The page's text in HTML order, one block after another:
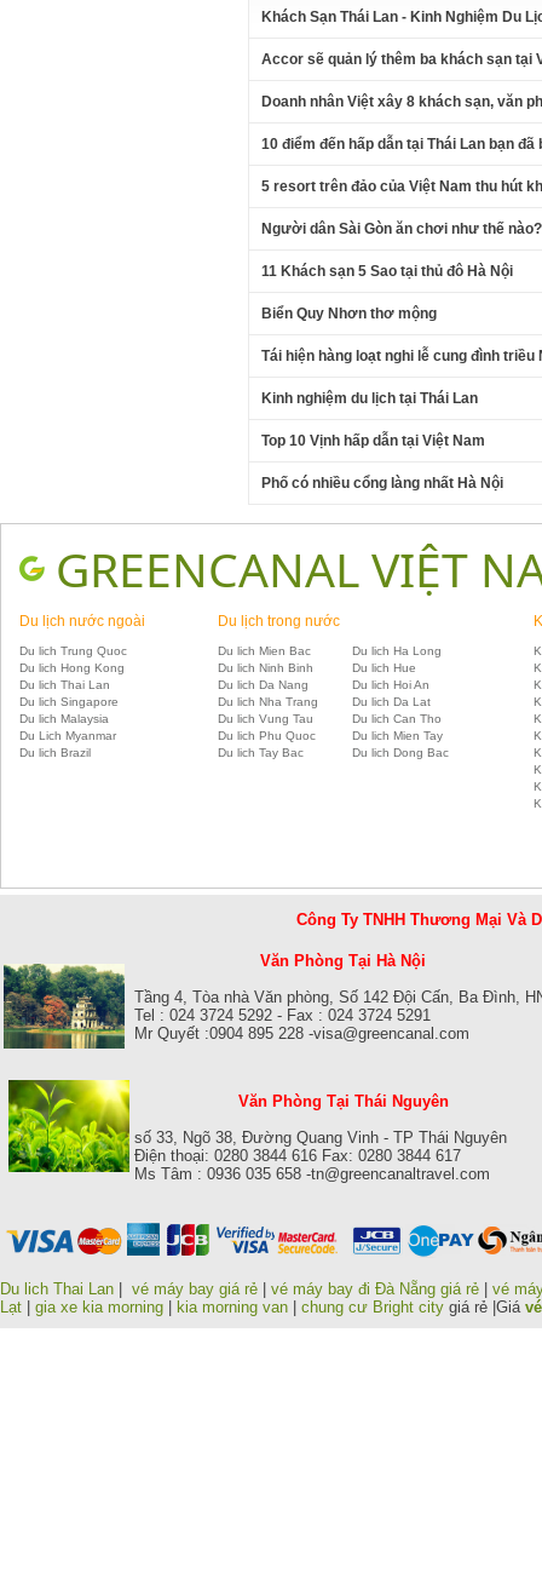
Khách Sạn Thái Lan - Kinh Nghiệm Du
Accor sẽ quản lý thêm ba khách sạn tại
Doanh nhân Việt xây 8 khách sạn, văn
10 điểm đến hấp dẫn tại Thái Lan bạn
5 resort trên đảo của Việt Nam thu hút
Người dân Sài Gòn ăn chơi như thế nào?
11 Khách sạn 5 Sao tại thủ đô Hà Nội
Biển Quy Nhơn thơ mộng
Tái hiện hàng loạt nghi lễ cung đình triều
Kinh nghiệm du lịch tại Thái Lan
Top 10 Vịnh hấp dẫn tại Việt Nam
Phố có nhiều cổng làng nhất Hà Nội
GREENCANAL VIỆT
Du lịch nước ngoài
Du lich Trung Quoc
Du lich Hong Kong
Du lich Thai Lan
Du lich Singapore
Du lich Malaysia
Du Lich Myanmar
Du lich Brazil
Du lịch trong nước
Du lich Mien Bac
Du lich Ha Long
Du lich Ninh Binh
Du lich Hue
Du lich Da Nang
Du lich Hoi An
Du lich Nha Trang
Du lich Da Lat
Du lich Vung Tau
Du lich Can Tho
Du lich Phu Quoc
Du lich Mien Tay
Du lich Tay Bac
Du lich Dong Bac
Công Ty TNHH Thương Mại Và
Văn Phòng Tại Hà Nội
Tầng 4, Tòa nhà Văn phòng, Số 142 Đội Cấn, Ba Đình,
Tel : 024 3724 5292 - Fax : 024 3724 5291
Mr Quyết :0904 895 228 -visa@greencanal.com
Văn Phòng Tại Thái Nguyên
số 33, Ngõ 38, Đường Quang Vinh - TP Thái Nguyên
Điện thoại: 0280 3844 616 Fax: 0280 3844 617
Ms Tâm : 0936 035 658 -tn@greencanaltravel.com
Du lich Thai Lan vé máy bay giá rẻ vé máy bay đi Đà Nẵng giá rẻ
vé
Lạt
gia xe kia morning kia morning van chung cư Bright city giá rẻ |Giá